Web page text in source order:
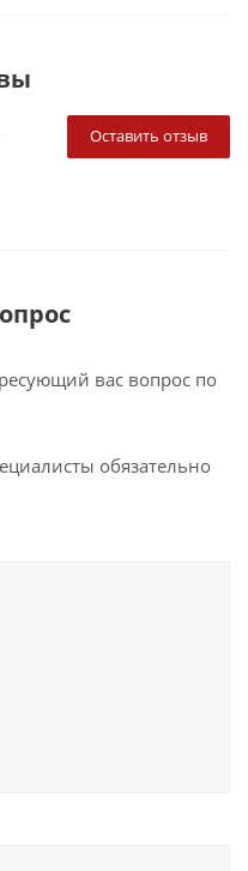
Оставить отзыв
вас вопрос по
обязательно